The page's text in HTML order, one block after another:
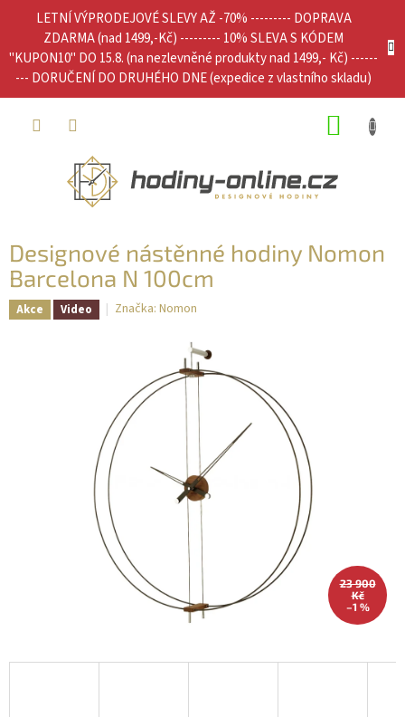
LETNÍ VÝPRODEJOVÉ SLEVY AŽ -70% --------- DOPRAVA
ZDARMA (nad 1499,-Kč) --------- 10% SLEVA S KÓDEM
"KUPON10" DO 15.8. (na nezlevněné produkty nad 1499,- Kč) ------
--- DORUČENÍ DO DRUHÉHO DNE (expedice z vlastního skladu)
Designové nástěnné hodiny Nomon
Barcelona N 100cm
Akce Video Značka: Nomon
23 900
Kč
–1 %